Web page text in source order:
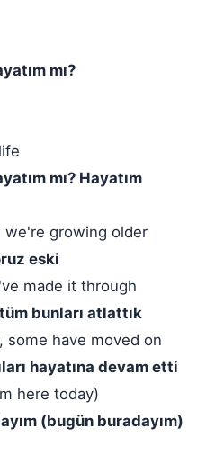
mı?
mı? Hayatım
we're growing older
eski
made it through
bunları atlattık
some have moved on
hayatına devam etti
here today)
(bugün buradayım)